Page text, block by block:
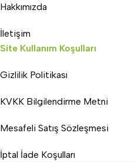
Hakkımızda
İletişim
Site Kullanım Koşulları
Gizlilik Politikası
KVKK Bilgilendirme Metni
Mesafeli Satış Sözleşmesi
İptal İade Koşulları